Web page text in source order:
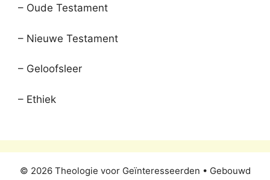
– Oude Testament
– Nieuwe Testament
– Geloofsleer
– Ethiek
© 2026 Theologie voor Geïnteresseerden • Gebouwd